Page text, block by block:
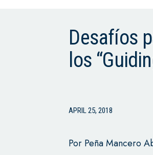
Desafíos
los
APRIL 25, 2018
Por Peña Mancero